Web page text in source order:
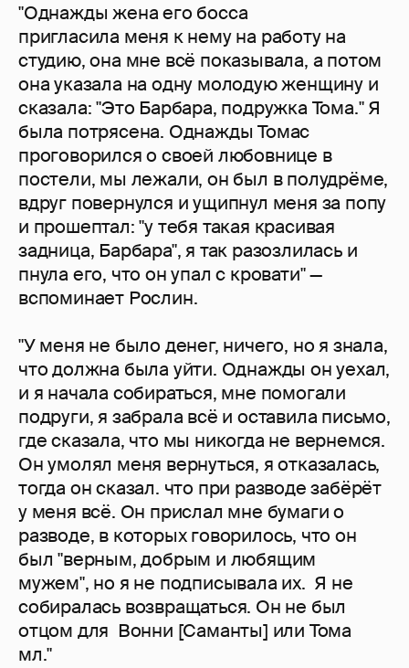
"Однажды жена его босса
пригласила меня к нему на работу на
студию, она мне всё показывала, а потом
она указала на одну молодую женщину и
сказала: "Это Барбара, подружка Тома." Я
была потрясена. Однажды Томас
проговорился о своей любовнице в
постели, мы лежали, он был в полудрёме,
вдруг повернулся и ущипнул меня за попу
и прошептал: "у тебя такая красивая
задница, Барбара", я так разозлилась и
пнула его, что он упал с кровати" —
вспоминает Рослин.
"У меня не было денег, ничего, но я знала,
что должна была уйти. Однажды он уехал,
и я начала собираться, мне помогали
подруги, я забрала всё и оставила письмо,
где сказала, что мы никогда не вернемся.
Он умолял меня вернуться, я отказалась,
тогда он сказал. что при разводе забёрёт
у меня всё. Он прислал мне бумаги о
разводе, в которых говорилось, что он
был "верным, добрым и любящим
мужем", но я не подписывала их. Я не
собиралась возвращаться. Он не был
отцом для Вонни [Саманты] или Тома
мл."